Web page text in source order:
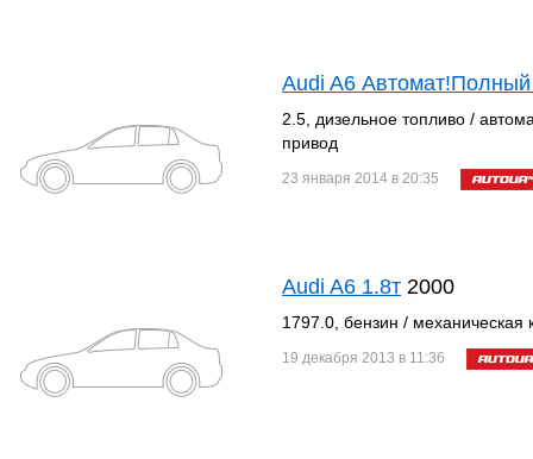
Audi A6
2.5, дизельное топливо /
привод
23 января 2014 в 20:35
Audi A6 1.8т 2000
1797.0, бензин / механическая
19 декабря 2013 в 11:36